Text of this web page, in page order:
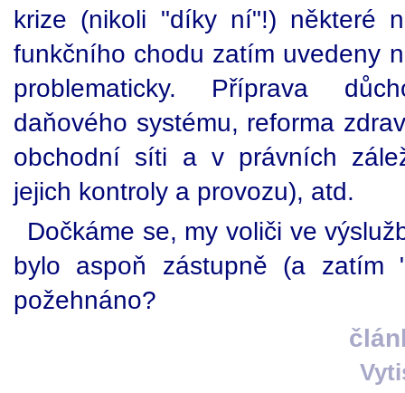
krize (nikoli "díky ní"!) některé
funkčního chodu zatím uvedeny
problematicky. Příprava
daňového systému, reforma
obchodní síti a v právních
jejich kontroly a provozu), atd.
Dočkáme se, my voliči ve
bylo aspoň zástupně (a zatím
požehnáno?